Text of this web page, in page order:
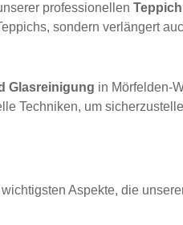
professionellen
sondern verlängert
Glasreinigung in Mörfelden-
Techniken, um
Aspekte, die